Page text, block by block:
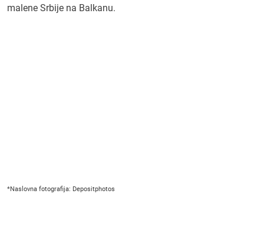
malene Srbije na Balkanu.
*Naslovna fotografija: Depositphotos